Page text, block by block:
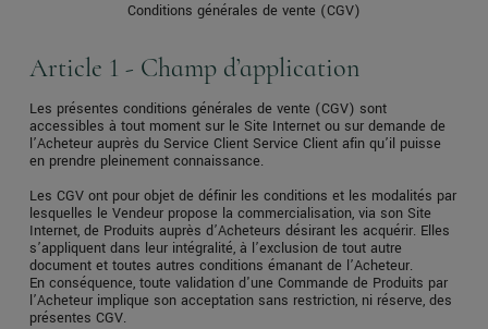
Conditions générales de vente (CGV)
Article 1 - Champ d’application
Les présentes conditions générales de vente (CGV) sont
accessibles à tout moment sur le Site Internet ou sur demande de
l’Acheteur auprès du Service Client Service Client afin qu’il puisse
en prendre pleinement connaissance.
Les CGV ont pour objet de définir les conditions et les modalités par
lesquelles le Vendeur propose la commercialisation, via son Site
Internet, de Produits auprès d’Acheteurs désirant les acquérir. Elles
s’appliquent dans leur intégralité, à l’exclusion de tout autre
document et toutes autres conditions émanant de l’Acheteur.
En conséquence, toute validation d'une Commande de Produits par
l’Acheteur implique son acceptation sans restriction, ni réserve, des
présentes CGV.